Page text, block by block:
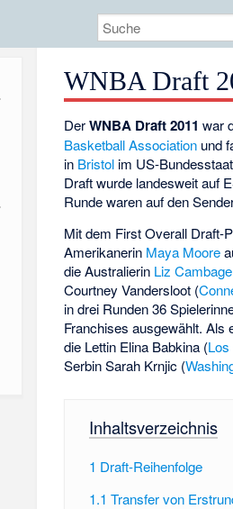
WNBA Draft
DerWNBA Draft 2011 war
Basketball Association und
in Bristol im US-
Draft wurde landesweit auf
Runde waren auf den
Mit dem First Overall Draft-
Amerikanerin Maya Moore
die Australierin Liz Cambage
Courtney Vandersloot (
in drei Runden 36
Franchises ausgewählt. Als
die Lettin Elina Babkina (
SerbinSarah Krnjic (
Inhaltsverzeichnis
1 Draft-Reihenfolge
1.1 Transfer von